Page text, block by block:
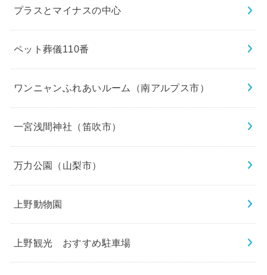
プラスとマイナスの中心
ペット葬儀110番
ワンニャンふれあいルーム（南アルプス市）
一宮浅間神社（笛吹市）
万力公園（山梨市）
上野動物園
上野観光 おすすめ駐車場